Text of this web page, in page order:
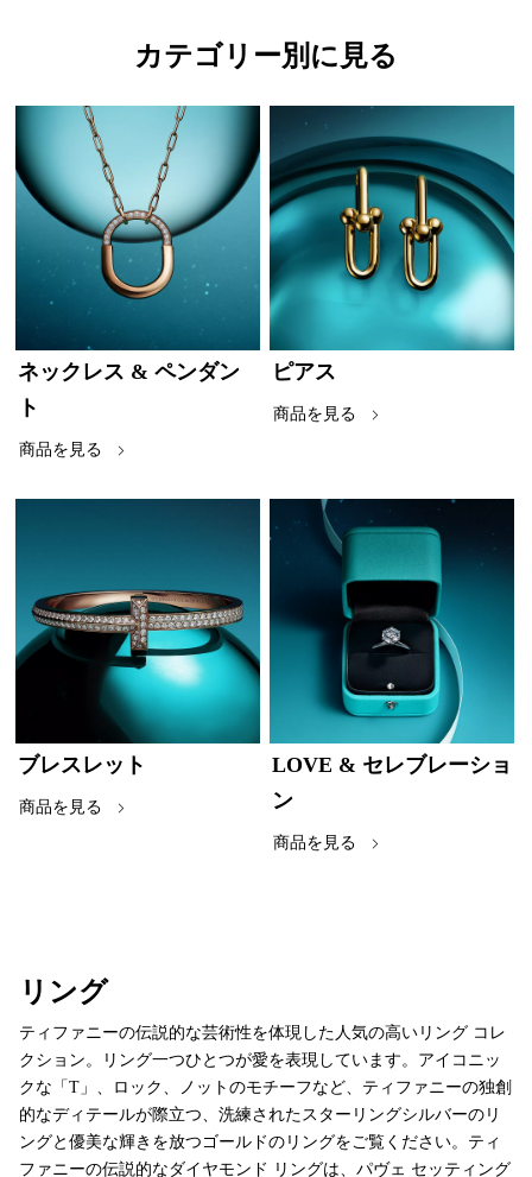
カテゴリー別に見る
ネックレス & ペンダン
ト
商品を見る
ピアス
商品を見る
ブレスレット
商品を見る
LOVE & セレブレーショ
ン
商品を見る
リング
ティファニーの伝説的な芸術性を体現した人気の高いリング コレ
クション。リング一つひとつが愛を表現しています。アイコニッ
クな「T」、ロック、ノットのモチーフなど、ティファニーの独創
的なディテールが際立つ、洗練されたスターリングシルバーのリ
ングと優美な輝きを放つゴールドのリングをご覧ください。ティ
ファニーの伝説的なダイヤモンド リングは、パヴェ セッティング